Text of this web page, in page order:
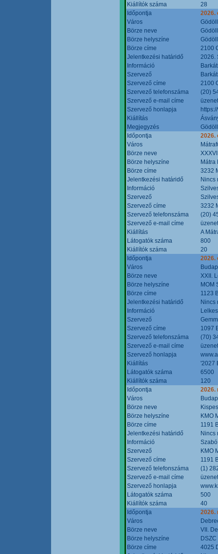
Kiállítók száma
28
Időpontja
2026.
Város
Börze neve
Börze helyszíne
Börze címe
2100
Jelentkezési határidő
2026.
Információ
Szervező
Szervező címe
2100
Szervező telefonszáma
(20)
Szervező e-mail címe
Szervező honlapja
Kiállítás
Megjegyzés
Időpontja
2026.
Város
Börze neve
Börze helyszíne
Mátra
Börze címe
3232
Jelentkezési határidő
Nincs
Információ
Szervező
Szervező címe
3232
Szervező telefonszáma
(20)
Szervező e-mail címe
Kiállítás
A
Látogatók száma
800
Kiállítók száma
20
Időpontja
2026.
Város
Börze neve
XXII.
Börze helyszíne
MOM
Börze címe
1123
Jelentkezési határidő
Nincs
Információ
Szervező
Szervező címe
1097
Szervező telefonszáma
(70)
Szervező e-mail címe
Szervező honlapja
Kiállítás
'2027
Látogatók száma
6500
Kiállítók száma
120
Időpontja
2026.
Város
Börze neve
Börze helyszíne
KMO
Börze címe
1191
Jelentkezési határidő
Nincs
Információ
Szervező
KMO
Szervező címe
1191
Szervező telefonszáma
(1)
Szervező e-mail címe
Szervező honlapja
Látogatók száma
500
Kiállítók száma
40
Időpontja
2026.
Város
Börze neve
VII.
Börze helyszíne
Börze címe
4025